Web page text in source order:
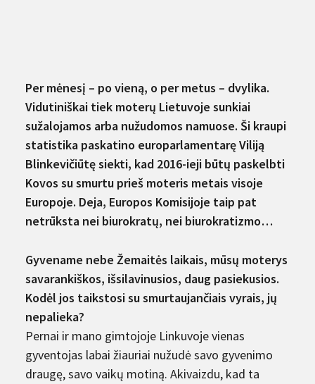
Per mėnesį – po vieną, o per metus – dvylika.
Vidutiniškai tiek moterų Lietuvoje sunkiai
sužalojamos arba nužudomos namuose. Ši kraupi
statistika paskatino europarlamentarę Viliją
Blinkevičiūtę siekti, kad 2016-ieji būtų paskelbti
Kovos su smurtu prieš moteris metais visoje
Europoje. Deja, Europos Komisijoje taip pat
netrūksta nei biurokratų, nei biurokratizmo…
Gyvename nebe Žemaitės laikais, mūsų moterys
savarankiškos, išsilavinusios, daug pasiekusios.
Kodėl jos taikstosi su smurtaujančiais vyrais, jų
nepalieka?
Pernai ir mano gimtojoje Linkuvoje vienas
gyventojas labai žiauriai nužudė savo gyvenimo
draugę, savo vaikų motiną. Akivaizdu, kad ta